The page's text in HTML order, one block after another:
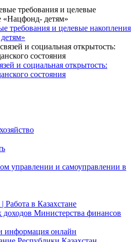
требования и целевые накопления
и социальная открытость:
состояния
управлении и самоуправлении в
Работа в Казахстане
доходов Министерства финансов
информация онлайн